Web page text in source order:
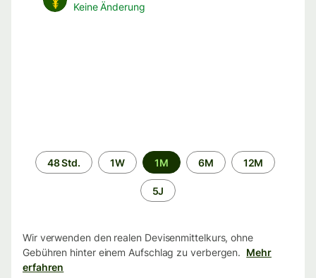
Keine Änderung
Zeitraum
48 Std. 1W 1M 6M 12M
5J
Wir verwenden den realen Devisenmittelkurs, ohne
Gebühren hinter einem Aufschlag zu verbergen. Mehr
erfahren